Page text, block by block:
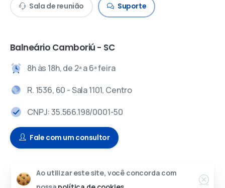
Sala de reunião Suporte
Balneário Camboriú - SC
8h às 18h, de 2ª a 6ª feira
R. 1536, 60 - Sala 1101, Centro
CNPJ: 35.566.198/0001-50
Fale com um consultor
Ao utilizar este site, você concorda com